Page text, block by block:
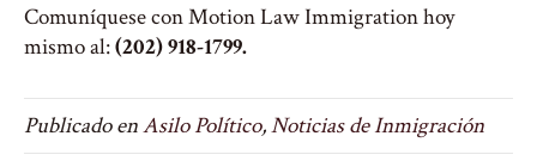
Comuníquese con Motion Law Immigration hoy
mismo al:(202) 918-1799.
Publicado enAsilo Político,Noticias de Inmigración